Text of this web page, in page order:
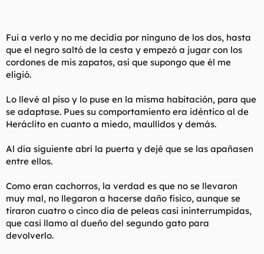
Fui a verlo y no me decidía por ninguno de los dos, hasta
que el negro saltó de la cesta y empezó a jugar con los
cordones de mis zapatos, así que supongo que él me
eligió.
Lo llevé al piso y lo puse en la misma habitación, para que
se adaptase. Pues su comportamiento era idéntico al de
Heráclito en cuanto a miedo, maullidos y demás.
Al día siguiente abrí la puerta y dejé que se las apañasen
entre ellos.
Como eran cachorros, la verdad es que no se llevaron
muy mal, no llegaron a hacerse daño físico, aunque se
tiraron cuatro o cinco día de peleas casi ininterrumpidas,
que casi llamo al dueño del segundo gato para
devolverlo.